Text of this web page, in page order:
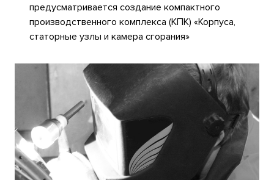
предусматривается создание компактного
производственного комплекса (КПК) «Корпуса,
статорные узлы и камера сгорания»